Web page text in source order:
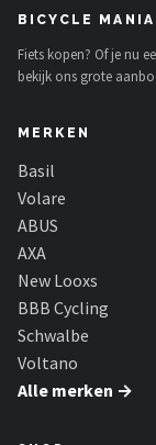
BICYCLE MANIA
Fiets kopen? Of je nu
bekijk ons grote
MERKEN
Basil
Volare
ABUS
AXA
New Looxs
BBB Cycling
Schwalbe
Voltano
Alle merken →